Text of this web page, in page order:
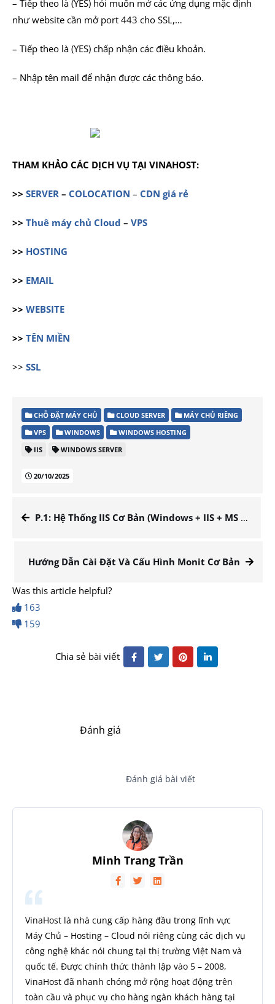
– Tiếp theo là (YES) hỏi muốn mở các ứng dụng mặc định
như website cần mở port 443 cho SSL,…
– Tiếp theo là (YES) chấp nhận các điều khoản.
– Nhập tên mail để nhận được các thông báo.
THAM KHẢO CÁC DỊCH VỤ TẠI VINAHOST:
>> SERVER – COLOCATION – CDN giá rẻ
>> Thuê máy chủ Cloud – VPS
>> HOSTING
>> EMAIL
>> WEBSITE
>> TÊN MIỀN
>> SSL
CHỖ ĐẶT MÁY CHỦ CLOUD SERVER
MÁY CHỦ RIÊNG
VPS
WINDOWS
WINDOWS HOSTING
IIS
WINDOWS SERVER
20/10/2025
P.1: Hệ Thống IIS Cơ Bản (Windows + IIS + MS SQL + Web Platform Installer + SSL)
Hướng Dẫn Cài Đặt Và Cấu Hình Monit Cơ Bản
Was this article helpful?
163
159
Chia sẻ bài viết
Đánh giá
Đánh giá bài viết
Minh Trang Trần
VinaHost là nhà cung cấp hàng đầu trong lĩnh vực
Máy Chủ – Hosting – Cloud nói riêng cùng các dịch vụ
công nghệ khác nói chung tại thị trường Việt Nam và
quốc tế. Được chính thức thành lập vào 5 – 2008,
VinaHost đã nhanh chóng mở rộng hoạt động trên
toàn cầu và phục vụ cho hàng ngàn khách hàng tại